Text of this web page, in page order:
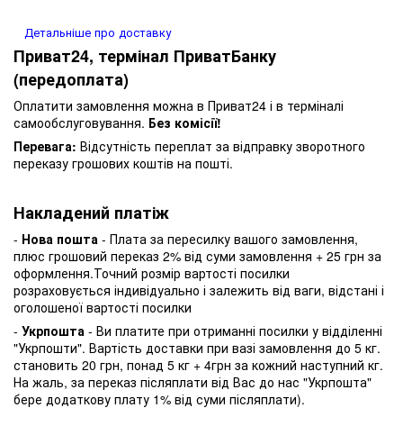
Детальніше про доставку
Приват24, термінал ПриватБанку
(передоплата)
Оплатити замовлення можна в Приват24 і в терміналі
самообслуговування. Без комісії!
Перевага: Відсутність переплат за відправку зворотного
переказу грошових коштів на пошті.
Накладений платіж
- Нова пошта - Плата за пересилку вашого замовлення,
плюс грошовий переказ 2% від суми замовлення + 25 грн за
оформлення.Точний розмір вартості посилки
розраховується індивідуально і залежить від ваги, відстані і
оголошеної вартості посилки
- Укрпошта - Ви платите при отриманні посилки у відділенні
"Укрпошти". Вартість доставки при вазі замовлення до 5 кг.
становить 20 грн, понад 5 кг + 4грн за кожний наступний кг.
На жаль, за переказ післяплати від Вас до нас "Укрпошта"
бере додаткову плату 1% від суми післяплати).